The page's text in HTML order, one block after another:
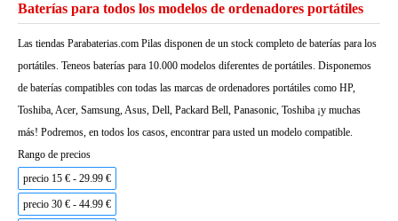
Baterías para todos los modelos de ordenadores portátiles
Las tiendas Parabaterias.com Pilas disponen de un stock completo de baterías para los
portátiles. Teneos baterías para 10.000 modelos diferentes de portátiles. Disponemos
de baterías compatibles con todas las marcas de ordenadores portátiles como HP,
Toshiba, Acer, Samsung, Asus, Dell, Packard Bell, Panasonic, Toshiba ¡y muchas
más! Podremos, en todos los casos, encontrar para usted un modelo compatible.
Rango de precios
precio 15 € - 29.99 €
precio 30 € - 44.99 €